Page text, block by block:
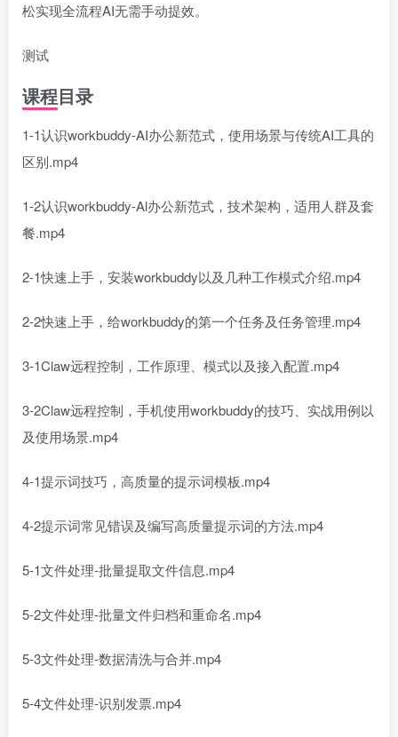
松实现全流程AI无需手动提效。
测试
课程目录
1-1认识workbuddy-AI办公新范式，使用场景与传统AI工具的
区别.mp4
1-2认识workbuddy-Al办公新范式，技术架构，适用人群及套
餐.mp4
2-1快速上手，安装workbuddy以及几种工作模式介绍.mp4
2-2快速上手，给workbuddy的第一个任务及任务管理.mp4
3-1Claw远程控制，工作原理、模式以及接入配置.mp4
3-2Claw远程控制，手机使用workbuddy的技巧、实战用例以
及使用场景.mp4
4-1提示词技巧，高质量的提示词模板.mp4
4-2提示词常见错误及编写高质量提示词的方法.mp4
5-1文件处理-批量提取文件信息.mp4
5-2文件处理-批量文件归档和重命名.mp4
5-3文件处理-数据清洗与合并.mp4
5-4文件处理-识别发票.mp4